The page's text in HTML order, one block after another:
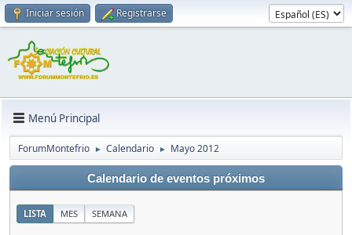
Iniciar sesión Registrarse
Menú Principal
ForumMontefrio ► Calendario ► Mayo 2012
Calendario de eventos próximos
LISTA MES SEMANA